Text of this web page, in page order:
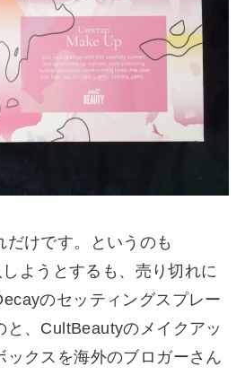
けです。というのも
ようとするも、売り切れに
のセッティングスプレー
と、CultBeautyのメイクアッ
ックスを海外のブロガーさん